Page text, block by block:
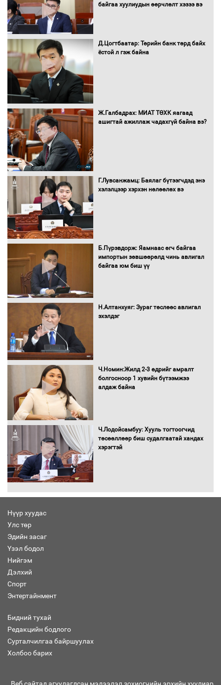
Автобензин, дизель түлшний онцгой
Нөөцийн махны худалдаа,
Монгол Улс “COP17”-д “Тал хээрийн
төлөвлөгөө”-гөө танилцуулна
худалдан авах журмыг баталлаа
шилжиж, найр наадам, зөвлөгөөн,
гадаад томилолтыг хориглолоо
байгаа хуулиудын өөрчлөлт хэзээ вэ
Д.Цогтбаатар: Төрийн банк төрд байх
ёстой л гэж байна
Ж.Галбадрах: МИАТ ТӨХК яагаад
ашигтай ажиллаж чадахгүй байна вэ?
Г.Лувсанжамц: Баялаг бүтээгчдэд энэ
хэлэлцээр хэрхэн нөлөөлөх вэ
Б.Пүрэвдорж: Яамнаас өгч байгаа
импортын зөвшөөрөлд чинь авлигал
байгаа юм биш үү
Н.Алтанхуяг: Зураг төслөөс авлигал
эхэлдэг
Ч.Номин:Жилд 2-3 өдрийг амралт
болгосноор 1 хувийн бүтээмжээ
алдаж байна
Ч.Лодойсамбуу: Хууль тогтоогчид
төсөөллөөр биш судалгаатай хандах
хэрэгтэй
Нүүр хуудас
Улс төр
Эдийн засаг
Үзэл бодол
Нийгэм
Дэлхий
Спорт
Энтертайнмент
Бидний тухай
Редакцийн бодлого
Сурталчилгаа байршуулах
Холбоо барих